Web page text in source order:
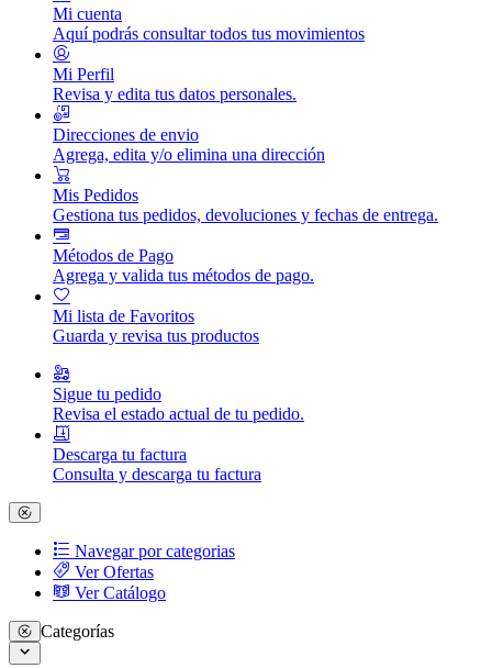
Mi cuenta
Aquí podrás consultar todos tus movimientos
Mi Perfil
Revisa y edita tus datos personales.
Direcciones de envio
Agrega, edita y/o elimina una dirección
Mis Pedidos
Gestiona tus pedidos, devoluciones y fechas de entrega.
Métodos de Pago
Agrega y valida tus métodos de pago.
Mi lista de Favoritos
Guarda y revisa tus productos
Sigue tu pedido
Revisa el estado actual de tu pedido.
Descarga tu factura
Consulta y descarga tu factura
Navegar por categorias
Ver Ofertas
Ver Catálogo
Categorías